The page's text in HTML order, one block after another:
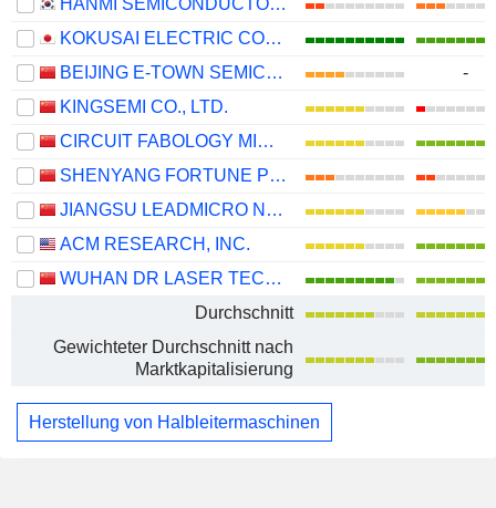
HANMI SEMICONDUCTOR CO., LTD.
KOKUSAI ELECTRIC CORPORATION
BEIJING E-TOWN SEMICONDUCTOR TECHNOLOGY CO., LTD.
-
KINGSEMI CO., LTD.
CIRCUIT FABOLOGY MICROELECTRONICS EQUIPMENT CO., LTD.
SHENYANG FORTUNE PRECISION EQUIPMENT CO., LTD.
JIANGSU LEADMICRO NANO-EQUIPMENT TECHNOLOGY LTD
ACM RESEARCH, INC.
WUHAN DR LASER TECHNOLOGY CORP.,LTD
Durchschnitt
Gewichteter Durchschnitt nach
Marktkapitalisierung
Herstellung von Halbleitermaschinen